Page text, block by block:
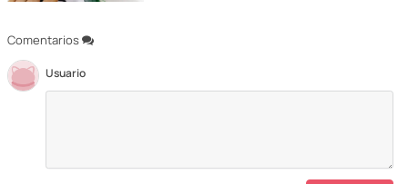
Comentarios
Usuario